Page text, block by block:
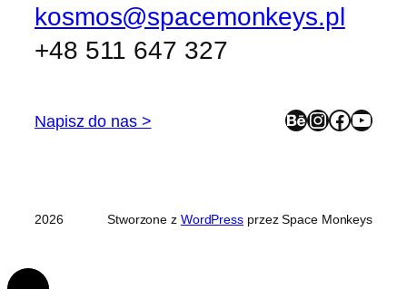
kosmos@spacemonkeys.pl
+48 511 647 327
Napisz do nas >
2026 Stworzone z WordPress przez Space Monkeys